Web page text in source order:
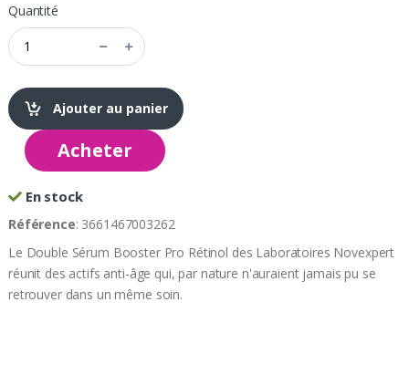
Quantité
Ajouter au panier
Acheter
En stock
Référence: 3661467003262
Le Double Sérum Booster Pro Rétinol des Laboratoires Novexpert
réunit des actifs anti-âge qui, par nature n'auraient jamais pu se
retrouver dans un même soin.